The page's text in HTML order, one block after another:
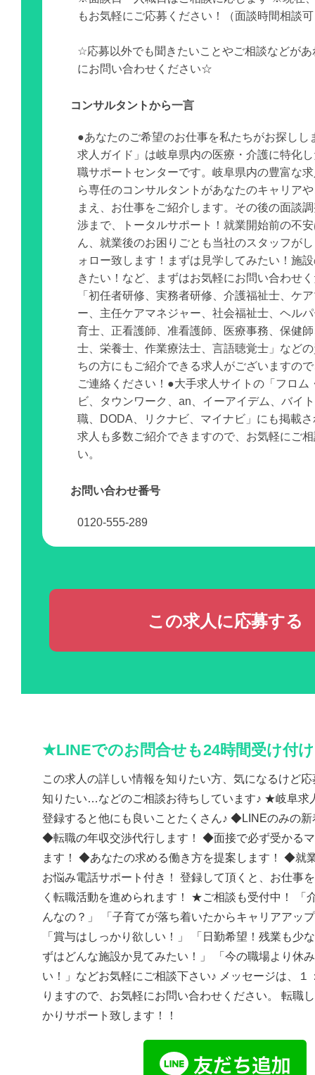
もお気軽にご応募ください！（面談時間相談
☆応募以外でも聞きたいことやご相談などがあ
にお問い合わせください☆
コンサルタントから一言
●あなたのご希望のお仕事を私たちがお探しし
求人ガイド」は岐阜県内の医療・介護に特化
職サポートセンターです。岐阜県内の豊富な
ら専任のコンサルタントがあなたのキャリア
まえ、お仕事をご紹介します。その後の面談
渉まで、トータルサポート！就業開始前の不
ん、就業後のお困りごとも当社のスタッフが
ォロー致します！まずは見学してみたい！施
きたい！など、まずはお気軽にお問い合わせ
「初任者研修、実務者研修、介護福祉士、ケ
ー、主任ケアマネジャー、社会福祉士、ヘル
育士、正看護師、准看護師、医療事務、保健
士、栄養士、作業療法士、言語聴覚士」など
ちの方にもご紹介できる求人がございますの
ご連絡ください！●大手求人サイトの「フロム
ビ、タウンワーク、an、イーアイデム、バイ
職、DODA、リクナビ、マイナビ」にも掲載
求人も多数ご紹介できますので、お気軽にご
い。
お問い合わせ番号
0120-555-289
この求人に応募する
★LINEでのお問合せも24時間受け付
この求人の詳しい情報を知りたい方、気になるけど
知りたい…などのご相談お待ちしています♪ ★岐阜求
登録すると他にも良いことたくさん♪ ◆LINEのみの
◆転職の年収交渉代行します！ ◆面接で必ず受かる
ます！ ◆あなたの求める働き方を提案します！ ◆就
お悩み電話サポート付き！ 登録して頂くと、お仕事
く転職活動を進められます！ ★ご相談も受付中！ 「
んなの？」 「子育てが落ち着いたからキャリアアッ
「賞与はしっかり欲しい！」 「日勤希望！残業も少
ずはどんな施設か見てみたい！」 「今の職場より休
い！」などお気軽にご相談下さい♪ メッセージは、１
りますので、お気軽にお問い合わせください。 転職
かりサポート致します！！